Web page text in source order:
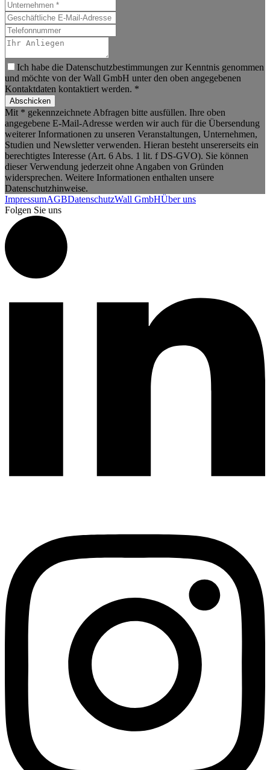
Ich habe die Datenschutzbestimmungen zur Kenntnis genommen
und möchte von der Wall GmbH unter den oben angegebenen
Kontaktdaten kontaktiert werden. *
Abschicken
Mit * gekennzeichnete Abfragen bitte ausfüllen. Ihre oben
angegebene E-Mail-Adresse werden wir auch für die Übersendung
weiterer Informationen zu unseren Veranstaltungen, Unternehmen,
Studien und Newsletter verwenden. Hieran besteht unsererseits ein
berechtigtes Interesse (Art. 6 Abs. 1 lit. f DS-GVO). Sie können
dieser Verwendung jederzeit ohne Angaben von Gründen
widersprechen. Weitere Informationen enthalten unsere
Datenschutzhinweise.
ImpressumAGBDatenschutzWall GmbHÜber uns
Folgen Sie uns